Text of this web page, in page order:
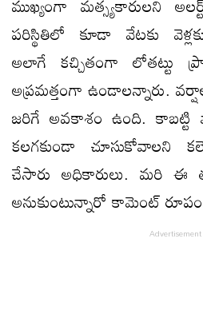
పరిస్థితిలో కూడా వేటకు
అలాగే కచ్చితంగా లోతట్టు
అప్రమత్తంగా ఉండాలన్నారు.
జరిగే అవకాశం ఉంది. కాబట్టి
కలగకుండా చూసుకోవాలని
చేసారు అధికారులు. మరి ఈ
అనుకుంటున్నారో కామెంట్